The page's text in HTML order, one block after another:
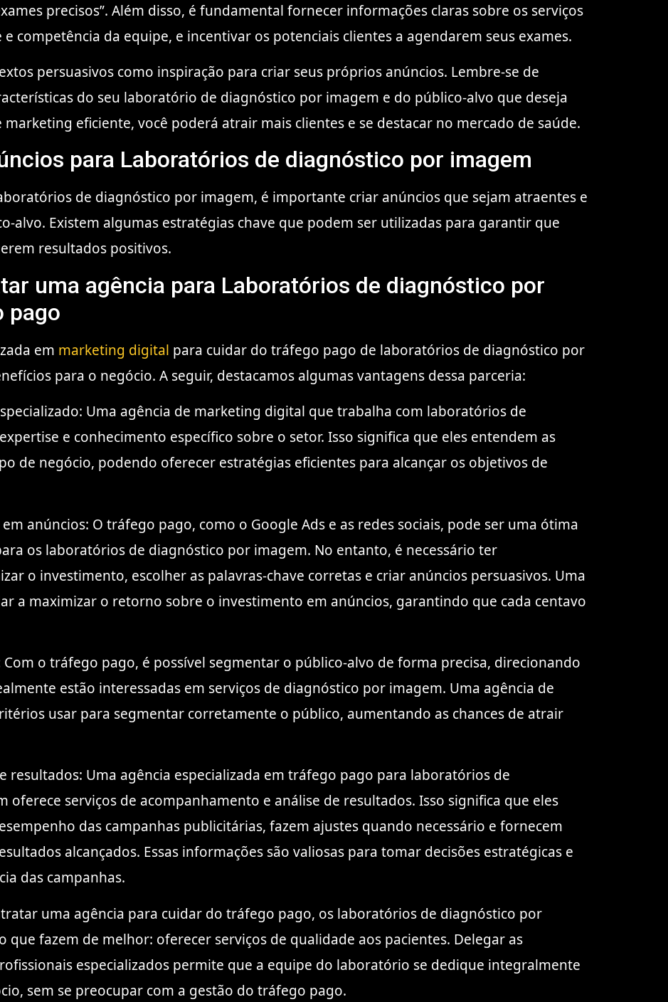
precisos”. Além disso, é fundamental fornecer informações claras sobre os serviços
competência da equipe, e incentivar os potenciais clientes a agendarem seus exames.
persuasivos como inspiração para criar seus próprios anúncios. Lembre-se de
do seu laboratório de diagnóstico por imagem e do público-alvo que deseja
marketing eficiente, você poderá atrair mais clientes e se destacar no mercado de saúde.
para Laboratórios de diagnóstico por imagem
de diagnóstico por imagem, é importante criar anúncios que sejam atraentes e
alvo. Existem algumas estratégias chave que podem ser utilizadas para garantir que
resultados positivos.
uma agência para Laboratórios de diagnóstico por
pago
em marketing digital para cuidar do tráfego pago de laboratórios de diagnóstico por
para o negócio. A seguir, destacamos algumas vantagens dessa parceria:
Uma agência de marketing digital que trabalha com laboratórios de
e conhecimento específico sobre o setor. Isso significa que eles entendem as
de negócio, podendo oferecer estratégias eficientes para alcançar os objetivos de
anúncios: O tráfego pago, como o Google Ads e as redes sociais, pode ser uma ótima
os laboratórios de diagnóstico por imagem. No entanto, é necessário ter
o investimento, escolher as palavras-chave corretas e criar anúncios persuasivos. Uma
a maximizar o retorno sobre o investimento em anúncios, garantindo que cada centavo
o tráfego pago, é possível segmentar o público-alvo de forma precisa, direcionando
estão interessadas em serviços de diagnóstico por imagem. Uma agência de
usar para segmentar corretamente o público, aumentando as chances de atrair
resultados: Uma agência especializada em tráfego pago para laboratórios de
serviços de acompanhamento e análise de resultados. Isso significa que eles
das campanhas publicitárias, fazem ajustes quando necessário e fornecem
alcançados. Essas informações são valiosas para tomar decisões estratégicas e
das campanhas.
uma agência para cuidar do tráfego pago, os laboratórios de diagnóstico por
que fazem de melhor: oferecer serviços de qualidade aos pacientes. Delegar as
especializados permite que a equipe do laboratório se dedique integralmente
sem se preocupar com a gestão do tráfego pago.